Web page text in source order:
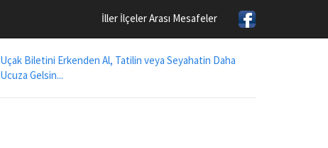
İller İlçeler Arası Mesafeler
Uçak Biletini Erkenden Al, Tatilin veya Seyahatin Daha
Ucuza Gelsin...